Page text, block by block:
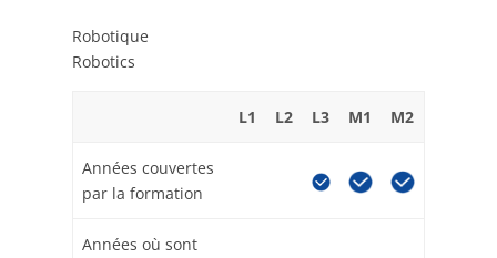
Robotique
Robotics
L1 L2 L3 M1 M2
Années couvertes
par la formation
Années où sont